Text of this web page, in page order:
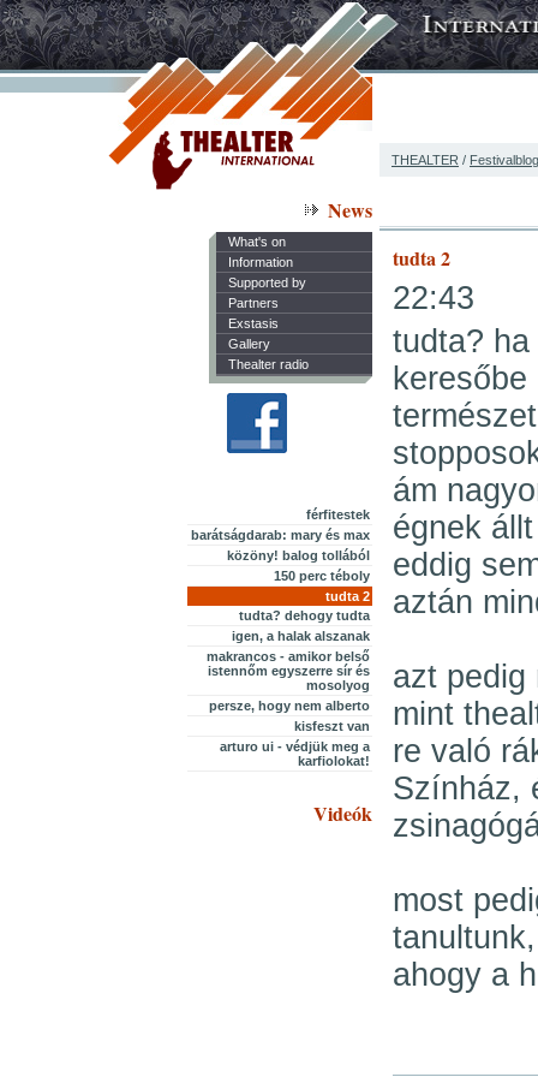
THEALTER / Festivalblog
News
What's on
Information
Supported by
Partners
Exstasis
Gallery
Thealter radio
férfitestek
barátságdarab: mary és max
közöny! balog tollából
150 perc téboly
tudta 2
tudta? dehogy tudta
igen, a halak alszanak
makrancos - amikor belső
istennőm egyszerre sír és
mosolyog
persze, hogy nem alberto
kisfeszt van
arturo ui - védjük meg a
karfiolokat!
Videók
tudta 2
22:43
tudta?
ám
égnek
eddig
aztán
azt pedig
mint
re való
Színház,
most
ahogy a